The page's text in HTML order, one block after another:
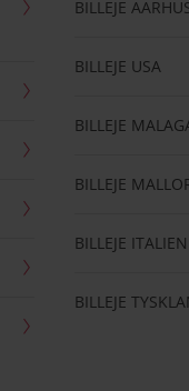
BILLEJE
BILLEJE USA
BILLEJE
BILLEJE
BILLEJE ITALIEN
BILLEJE